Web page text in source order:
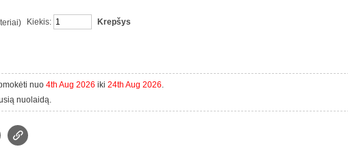
Kiekis: Krepšys
nuo 4th Aug 2026 iki 24th Aug 2026.
nuolaidą.